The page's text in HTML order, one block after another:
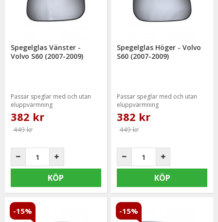
mail: info@mrtuning.se
Spegelglas Vänster -
Volvo S60 (2007-2009)
Passar speglar med och utan
eluppvärmning
382 kr
449 kr
KÖP
Spegelglas Höger - Volvo
S60 (2007-2009)
Passar speglar med och utan
eluppvärmning
382 kr
449 kr
KÖP
-15% -15%